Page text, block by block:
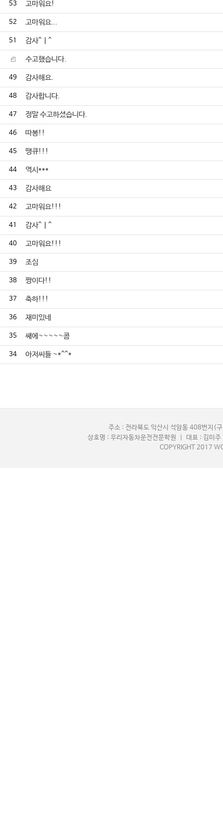
53 고마워요!
52 고마워요...
51 감사^ㅣ^
수고했습니다.
49 감사해요.
48 감사합니다.
47 정말 수고하셨습니다.
46 따봉!!
45 땡큐!!!
44 역시***
43 감사해요
42 고마워요!!!
41 감사^ㅣ^
40 고마워요!!!
39 조심
38 짱이다!!
37 축하!!!
36 재미있네
35 쌔에~~~~~콤
34 아저씨들 ~*^^*
주소 : 전라북도 익산시 석암동 408번
상호명 : 우리자동차운전전문학원 | 대표 : 김
COPYRIGHT 2017